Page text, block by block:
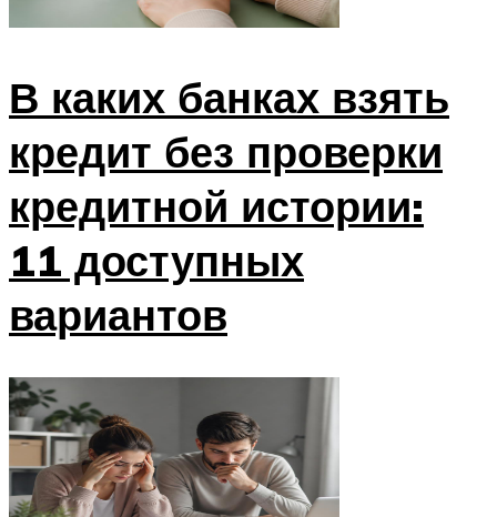
В каких банках взять
кредит без проверки
кредитной истории:
11 доступных
вариантов